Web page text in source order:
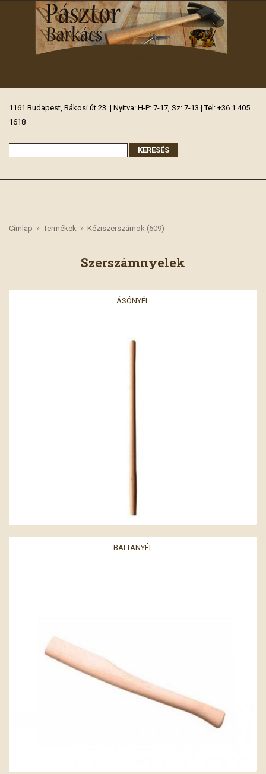
1161 Budapest, Rákosi út 23. | Nyitva: H-P: 7-17, Sz: 7-13 | Tel: +36 1 405
1618
Címlap » Termékek » Kéziszerszámok (609)
Szerszámnyelek
ÁSÓNYÉL
BALTANYÉL